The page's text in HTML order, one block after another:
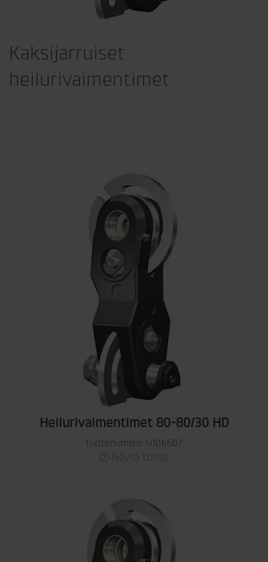
Kaksijarruiset
heilurivaimentimet
Heilurivaimentimet 80-80/30 HD
Tuotenumero 5006607
Näytä tuote